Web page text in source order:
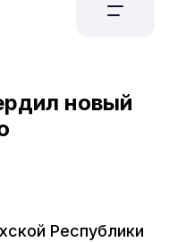
новый
Республики